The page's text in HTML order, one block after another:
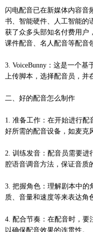
闪电配音已在新媒体内容音
书、智能硬件、人工智能的
获了众多头部知名付费用户
课件配音、名人配音等配音
3. VoiceBunny：这是一个
上传脚本，选择配音员，并
二、好的配音怎么制作
1. 准备工作：在开始进行配
好所需的配音设备，如麦克
2. 训练发音：配音员需要进
腔语音调音方法，保证音质
3. 把握角色：理解剧本中的
质、音量和速度等来表达角
4. 配合节奏：在配音时，要
以确保配音效果的连贯性。